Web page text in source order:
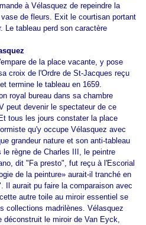
à Vélasquez de repeindre la
de fleurs. Exit le courtisan portant
Le tableau perd son caractère
de la place vacante, y pose
croix de l'Ordre de St-Jacques reçu
termine le tableau en 1659.
royal bureau dans sa chambre
peut devenir le spectateur de ce
tous les jours constater la place
qu'y occupe Vélasquez avec
grandeur nature et son anti-tableau
le règne de Charles III, le peintre
dit "Fa presto", fut reçu à l'Escorial
de la peinture» aurait-il tranché en
Il aurait pu faire la comparaison avec
autre toile au miroir essentiel se
collections madrilènes. Vélasquez
déconstruit le miroir de Van Eyck,